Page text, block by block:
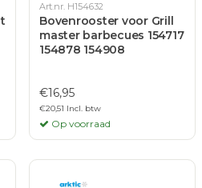
Art.nr. H154632
Bovenrooster voor Grill
master barbecues 154717
154878 154908
€16,95
€20,51 Incl. btw
Op voorraad